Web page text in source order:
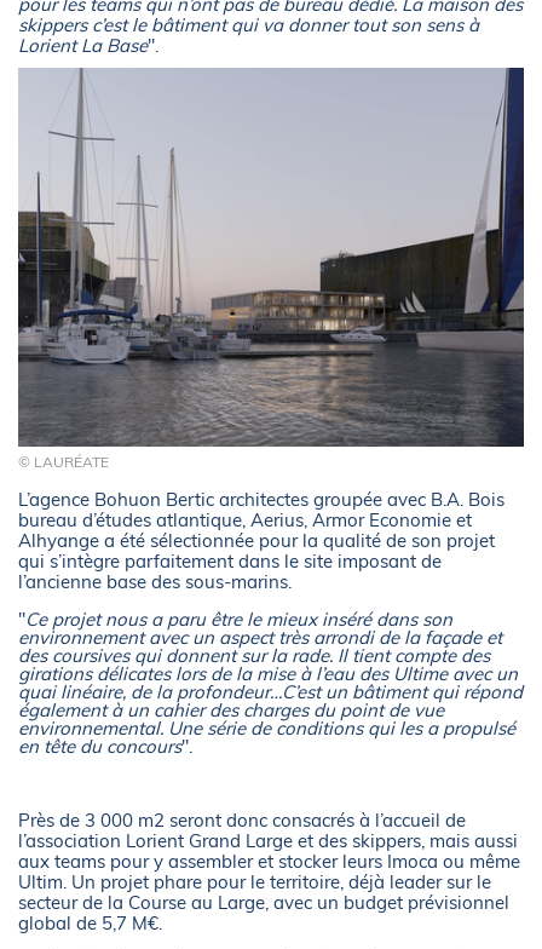
skippers c’est le bâtiment qui va donner tout son sens à
Lorient La Base".
© LAURÉATE
L’agence Bohuon Bertic architectes groupée avec B.A. Bois
bureau d’études atlantique, Aerius, Armor Economie et
Alhyange a été sélectionnée pour la qualité de son projet
qui s’intègre parfaitement dans le site imposant de
l’ancienne base des sous-marins.
"Ce projet nous a paru être le mieux inséré dans son
environnement avec un aspect très arrondi de la façade et
des coursives qui donnent sur la rade. Il tient compte des
girations délicates lors de la mise à l’eau des Ultime avec un
quai linéaire, de la profondeur…C’est un bâtiment qui répond
également à un cahier des charges du point de vue
environnemental. Une série de conditions qui les a propulsé
en tête du concours".
Près de 3 000 m2 seront donc consacrés à l’accueil de
l’association Lorient Grand Large et des skippers, mais aussi
aux teams pour y assembler et stocker leurs Imoca ou même
Ultim. Un projet phare pour le territoire, déjà leader sur le
secteur de la Course au Large, avec un budget prévisionnel
global de 5,7 M€.